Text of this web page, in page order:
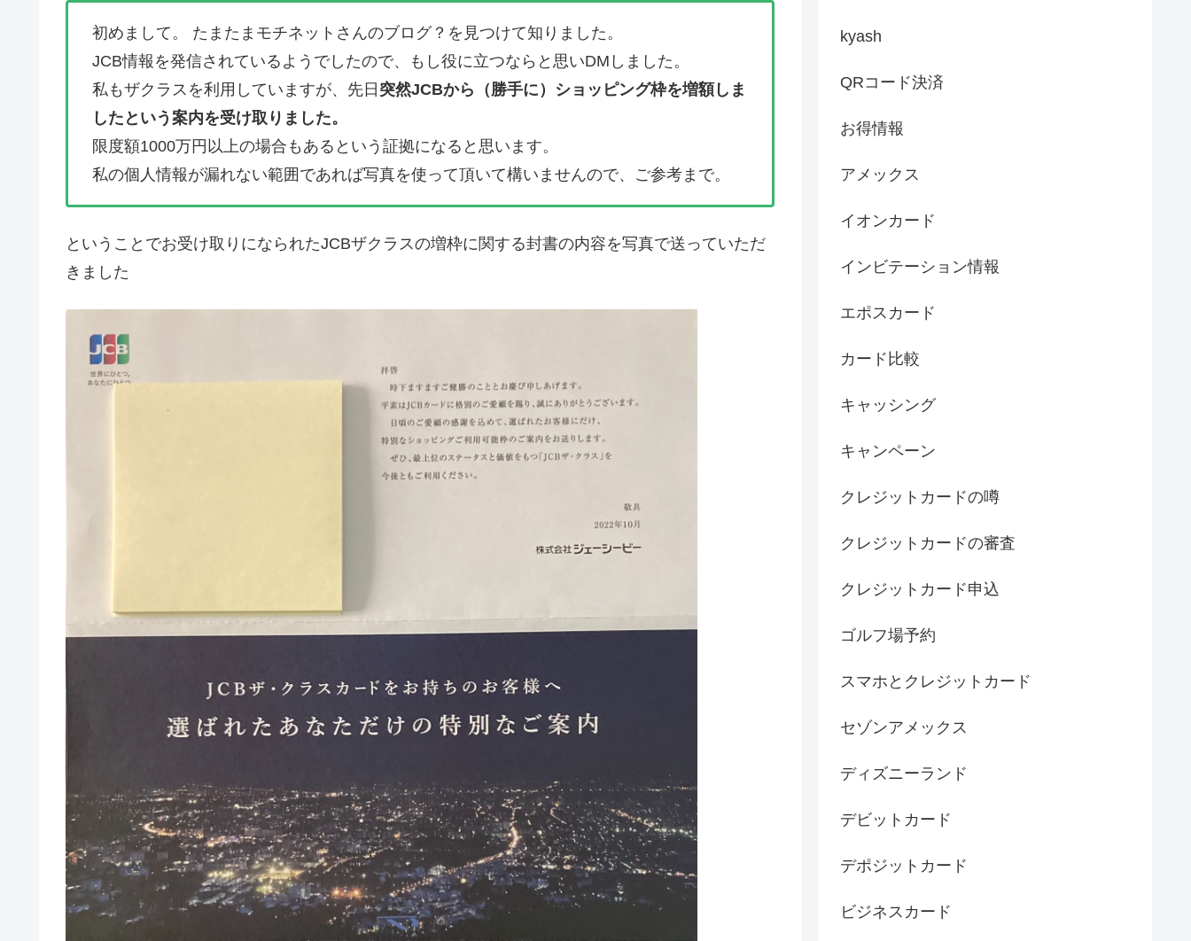
初めまして。 たまたまモチネットさんのブログ？を見つけて知りました。
JCB情報を発信されているようでしたので、もし役に立つならと思いDMしました。
私もザクラスを利用していますが、先日 突然JCBから（勝手に）ショッピング枠を増額しま
したという案内を受け取りました。
限度額1000万円以上の場合もあるという証拠になると思います。
私の個人情報が漏れない範囲であれば写真を使って頂いて構いませんので、ご参考まで。
ということでお受け取りになられたJCBザクラスの増枠に関する封書の内容を写真で送っていただ
きました
kyash
QRコード決済
お得情報
アメックス
イオンカード
インビテーション情報
エポスカード
カード比較
キャッシング
キャンペーン
クレジットカードの噂
クレジットカードの審査
クレジットカード申込
ゴルフ場予約
スマホとクレジットカード
セゾンアメックス
ディズニーランド
デビットカード
デポジットカード
ビジネスカード